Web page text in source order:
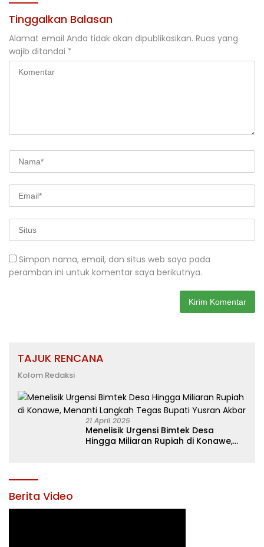
Tinggalkan Balasan
Alamat email Anda tidak akan dipublikasikan. Ruas yang
wajib ditandai *
Simpan nama, email, dan situs web saya pada
peramban ini untuk komentar saya berikutnya.
TAJUK RENCANA
Kolom Redaksi
21 April 2025
Menelisik Urgensi Bimtek Desa
Hingga Miliaran Rupiah di Konawe,
Berita Video